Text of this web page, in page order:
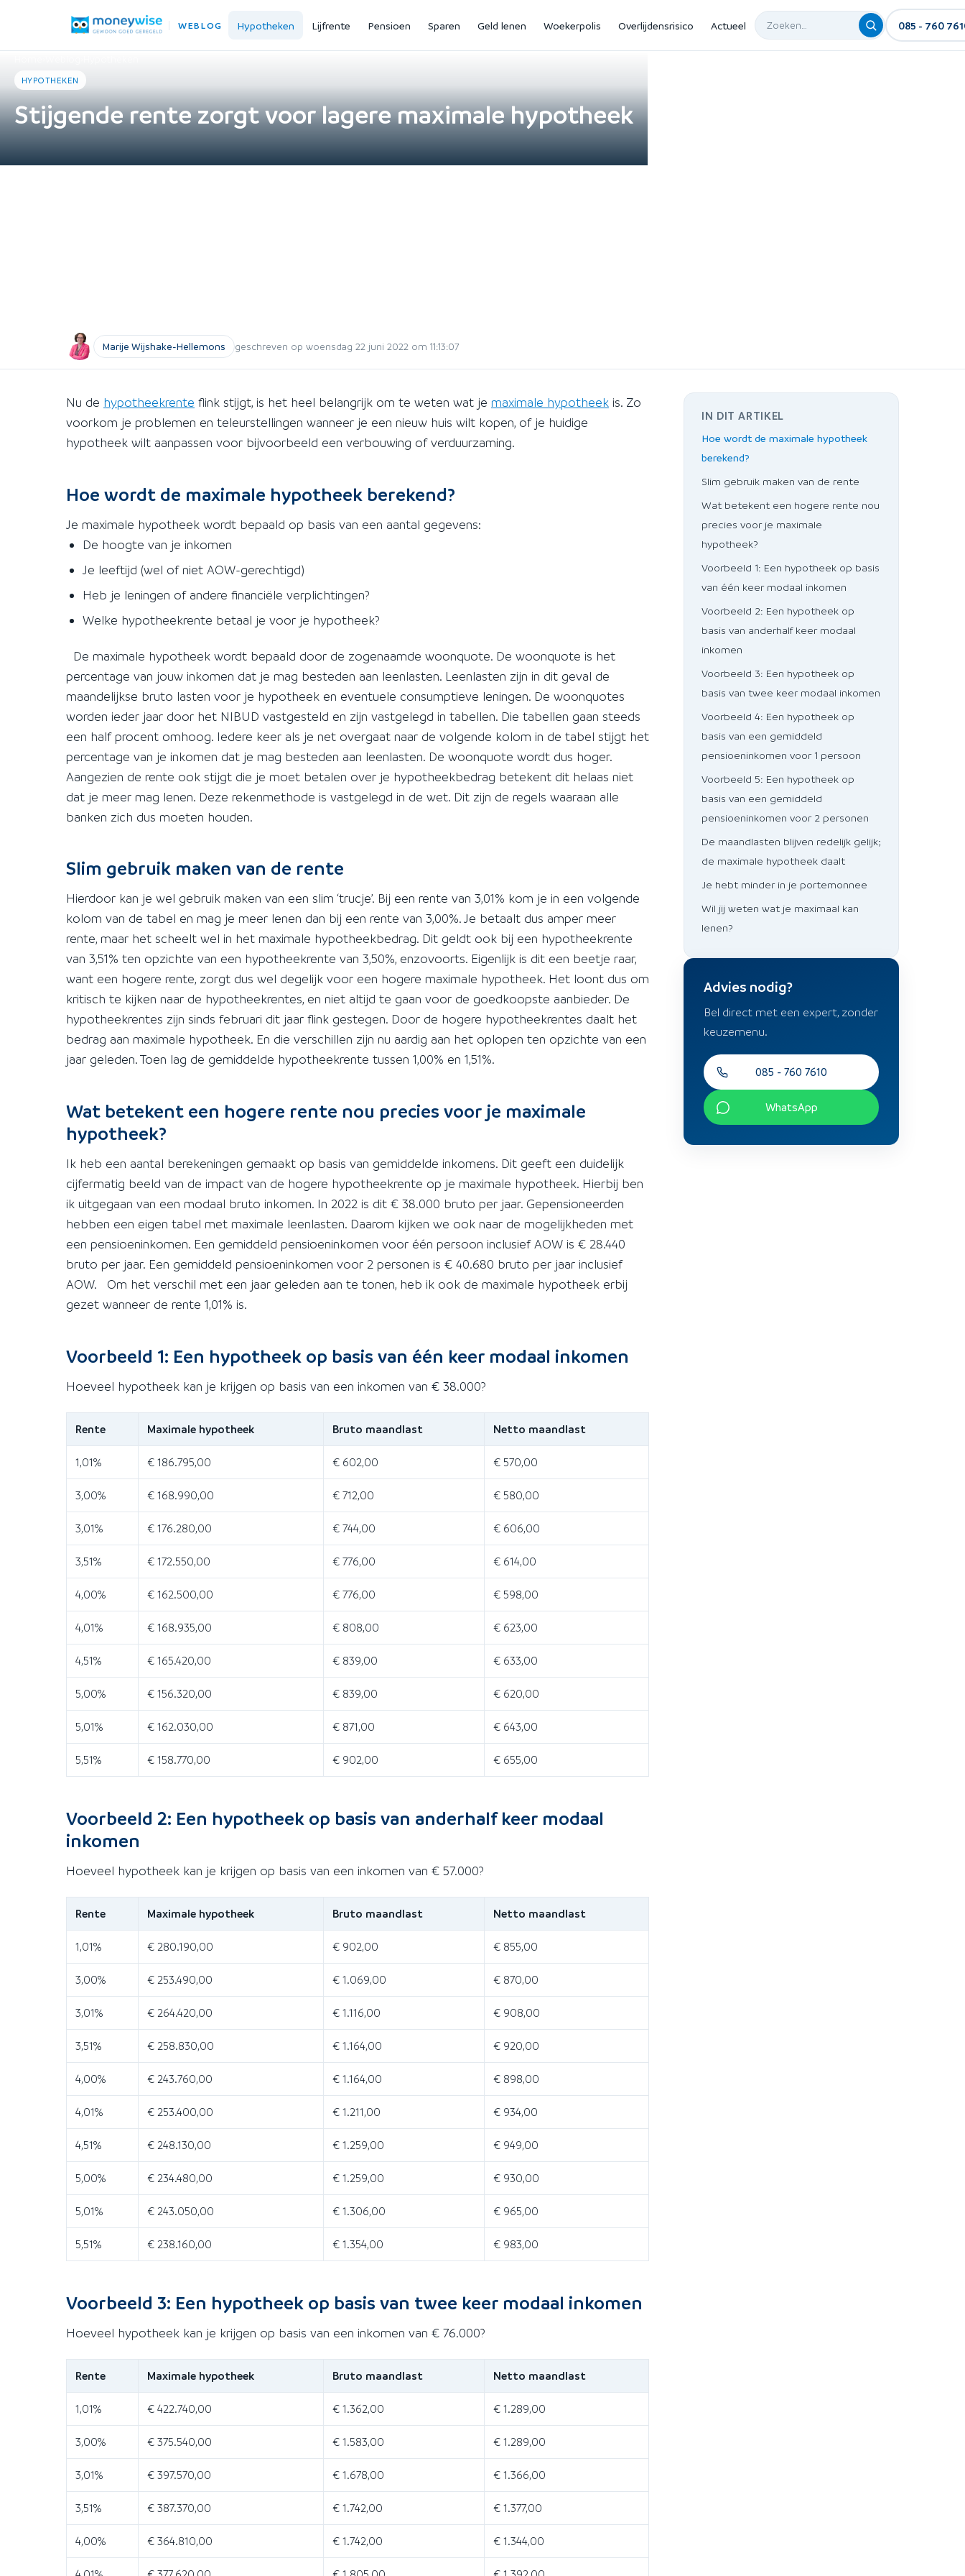
WEBLOG Hypotheken Lijfrente Pensioen Sparen Geld lenen Woekerpolis Overlijdensrisico Actueel 085 - 760
HYPOTHEKEN
Stijgende rente zorgt voor lagere maximale hypotheek
Marije Wijshake-Hellemons geschreven op woensdag 22 juni 2022 om 11:13:07
Nu de hypotheekrente flink stijgt, is het heel belangrijk om te weten wat je maximale hypotheek is. Zo
voorkom je problemen en teleurstellingen wanneer je een nieuw huis wilt kopen, of je huidige
hypotheek wilt aanpassen voor bijvoorbeeld een verbouwing of verduurzaming.
Hoe wordt de maximale hypotheek berekend?
Je maximale hypotheek wordt bepaald op basis van een aantal gegevens:
De hoogte van je inkomen
Je leeftijd (wel of niet AOW-gerechtigd)
Heb je leningen of andere financiële verplichtingen?
Welke hypotheekrente betaal je voor je hypotheek?
De maximale hypotheek wordt bepaald door de zogenaamde woonquote. De woonquote is het
percentage van jouw inkomen dat je mag besteden aan leenlasten. Leenlasten zijn in dit geval de
maandelijkse bruto lasten voor je hypotheek en eventuele consumptieve leningen. De woonquotes
worden ieder jaar door het NIBUD vastgesteld en zijn vastgelegd in tabellen. Die tabellen gaan steeds
een half procent omhoog. Iedere keer als je net overgaat naar de volgende kolom in de tabel stijgt het
percentage van je inkomen dat je mag besteden aan leenlasten. De woonquote wordt dus hoger.
Aangezien de rente ook stijgt die je moet betalen over je hypotheekbedrag betekent dit helaas niet
dat je meer mag lenen. Deze rekenmethode is vastgelegd in de wet. Dit zijn de regels waaraan alle
banken zich dus moeten houden.
Slim gebruik maken van de rente
Hierdoor kan je wel gebruik maken van een slim ‘trucje’. Bij een rente van 3,01% kom je in een volgende
kolom van de tabel en mag je meer lenen dan bij een rente van 3,00%. Je betaalt dus amper meer
rente, maar het scheelt wel in het maximale hypotheekbedrag. Dit geldt ook bij een hypotheekrente
van 3,51% ten opzichte van een hypotheekrente van 3,50%, enzovoorts. Eigenlijk is dit een beetje raar,
want een hogere rente, zorgt dus wel degelijk voor een hogere maximale hypotheek. Het loont dus om
kritisch te kijken naar de hypotheekrentes, en niet altijd te gaan voor de goedkoopste aanbieder. De
hypotheekrentes zijn sinds februari dit jaar flink gestegen. Door de hogere hypotheekrentes daalt het
bedrag aan maximale hypotheek. En die verschillen zijn nu aardig aan het oplopen ten opzichte van een
jaar geleden. Toen lag de gemiddelde hypotheekrente tussen 1,00% en 1,51%.
Wat betekent een hogere rente nou precies voor je maximale
hypotheek?
Ik heb een aantal berekeningen gemaakt op basis van gemiddelde inkomens. Dit geeft een duidelijk
cijfermatig beeld van de impact van de hogere hypotheekrente op je maximale hypotheek. Hierbij ben
ik uitgegaan van een modaal bruto inkomen. In 2022 is dit € 38.000 bruto per jaar. Gepensioneerden
hebben een eigen tabel met maximale leenlasten. Daarom kijken we ook naar de mogelijkheden met
een pensioeninkomen. Een gemiddeld pensioeninkomen voor één persoon inclusief AOW is € 28.440
bruto per jaar. Een gemiddeld pensioeninkomen voor 2 personen is € 40.680 bruto per jaar inclusief
AOW. Om het verschil met een jaar geleden aan te tonen, heb ik ook de maximale hypotheek erbij
gezet wanneer de rente 1,01% is.
Voorbeeld 1: Een hypotheek op basis van één keer modaal inkomen
Hoeveel hypotheek kan je krijgen op basis van een inkomen van € 38.000?
Rente Maximale hypotheek Bruto maandlast Netto maandlast
1,01% € 186.795,00 € 602,00 € 570,00
3,00% € 168.990,00 € 712,00 € 580,00
3,01% € 176.280,00 € 744,00 € 606,00
3,51% € 172.550,00 € 776,00 € 614,00
4,00% € 162.500,00 € 776,00 € 598,00
4,01% € 168.935,00 € 808,00 € 623,00
4,51% € 165.420,00 € 839,00 € 633,00
5,00% € 156.320,00 € 839,00 € 620,00
5,01% € 162.030,00 € 871,00 € 643,00
5,51% € 158.770,00 € 902,00 € 655,00
Voorbeeld 2: Een hypotheek op basis van anderhalf keer modaal
inkomen
Hoeveel hypotheek kan je krijgen op basis van een inkomen van € 57.000?
Rente Maximale hypotheek Bruto maandlast Netto maandlast
1,01% € 280.190,00 € 902,00 € 855,00
3,00% € 253.490,00 € 1.069,00 € 870,00
3,01% € 264.420,00 € 1.116,00 € 908,00
3,51% € 258.830,00 € 1.164,00 € 920,00
4,00% € 243.760,00 € 1.164,00 € 898,00
4,01% € 253.400,00 € 1.211,00 € 934,00
4,51% € 248.130,00 € 1.259,00 € 949,00
5,00% € 234.480,00 € 1.259,00 € 930,00
5,01% € 243.050,00 € 1.306,00 € 965,00
5,51% € 238.160,00 € 1.354,00 € 983,00
Voorbeeld 3: Een hypotheek op basis van twee keer modaal inkomen
Hoeveel hypotheek kan je krijgen op basis van een inkomen van € 76.000?
Rente Maximale hypotheek Bruto maandlast Netto maandlast
1,01% € 422.740,00 € 1.362,00 € 1.289,00
3,00% € 375.540,00 € 1.583,00 € 1.289,00
3,01% € 397.570,00 € 1.678,00 € 1.366,00
3,51% € 387.370,00 € 1.742,00 € 1.377,00
4,00% € 364.810,00 € 1.742,00 € 1.344,00
IN DIT ARTIKEL
Hoe wordt de maximale hypotheek
berekend?
Slim gebruik maken van de rente
Wat betekent een hogere rente nou
precies voor je maximale
hypotheek?
Voorbeeld 1: Een hypotheek op basis
van één keer modaal inkomen
Voorbeeld 2: Een hypotheek op
basis van anderhalf keer modaal
inkomen
Voorbeeld 3: Een hypotheek op
basis van twee keer modaal inkomen
Voorbeeld 4: Een hypotheek op
basis van een gemiddeld
pensioeninkomen voor 1 persoon
Voorbeeld 5: Een hypotheek op
basis van een gemiddeld
pensioeninkomen voor 2 personen
De maandlasten blijven redelijk gelijk;
de maximale hypotheek daalt
Je hebt minder in je portemonnee
Wil jij weten wat je maximaal kan
lenen?
Advies nodig?
Bel direct met een expert, zonder
keuzemenu.
085 - 760 7610
WhatsApp